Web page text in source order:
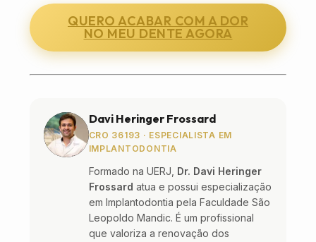
QUERO ACABAR COM A DOR
NO MEU DENTE AGORA
Davi Heringer Frossard
CRO 36193 · ESPECIALISTA EM
IMPLANTODONTIA
Formado na UERJ, Dr. Davi Heringer
Frossard atua e possui especialização
em Implantodontia pela Faculdade São
Leopoldo Mandic. É um profissional
que valoriza a renovação dos